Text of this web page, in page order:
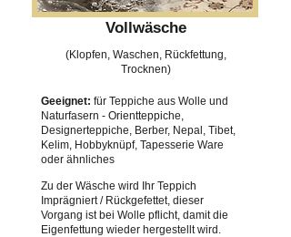
Vollwäsche
(Klopfen, Waschen, Rückfettung,
Trocknen)
Geeignet: für Teppiche aus Wolle und
Naturfasern - Orientteppiche,
Designerteppiche, Berber, Nepal, Tibet,
Kelim, Hobbyknüpf, Tapesserie Ware
oder ähnliches
Zu der Wäsche wird Ihr Teppich
Imprägniert / Rückgefettet, dieser
Vorgang ist bei Wolle pflicht, damit die
Eigenfettung wieder hergestellt wird.